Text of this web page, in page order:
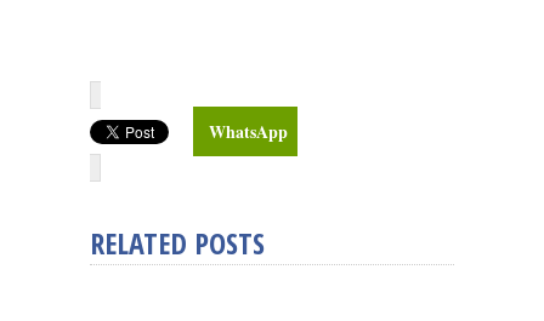
WhatsApp
RELATED POSTS